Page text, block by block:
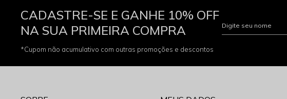
CADASTRE-SE E GANHE 10% OFF
NA SUA PRIMEIRA COMPRA
*Cupom não acumulativo com outras promoções e descontos
Digite seu nome